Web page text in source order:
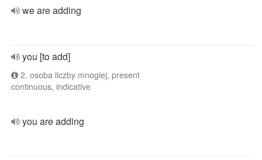
we are adding
you [to add]
2. osoba liczby mnogiej, present
continuous, indicative
you are adding